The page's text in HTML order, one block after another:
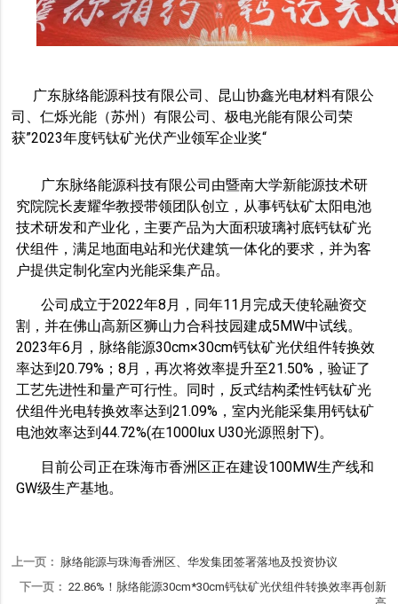
广东脉络能源科技有限公司、昆山协鑫光电材料有限公
司、仁烁光能（苏州）有限公司、极电光能有限公司荣
获”2023年度钙钛矿光伏产业领军企业奖“
广东脉络能源科技有限公司由暨南大学新能源技术研
究院院长麦耀华教授带领团队创立，从事钙钛矿太阳电池
技术研发和产业化，主要产品为大面积玻璃衬底钙钛矿光
伏组件，满足地面电站和光伏建筑一体化的要求，并为客
户提供定制化室内光能采集产品。
公司成立于2022年8月，同年11月完成天使轮融资交
割，并在佛山高新区狮山力合科技园建成5MW中试线。
2023年6月，脉络能源30cm×30cm钙钛矿光伏组件转换效
率达到20.79%；8月，再次将效率提升至21.50%，验证了
工艺先进性和量产可行性。同时，反式结构柔性钙钛矿光
伏组件光电转换效率达到21.09%，室内光能采集用钙钛矿
电池效率达到44.72%(在1000lux U30光源照射下)。
目前公司正在珠海市香洲区正在建设100MW生产线和
GW级生产基地。
上一页：
脉络能源与珠海香洲区、华发集团签署落地及投资协议
下一页： 22.86%！脉络能源30cm*30cm钙钛矿光伏组件转换效率再创新